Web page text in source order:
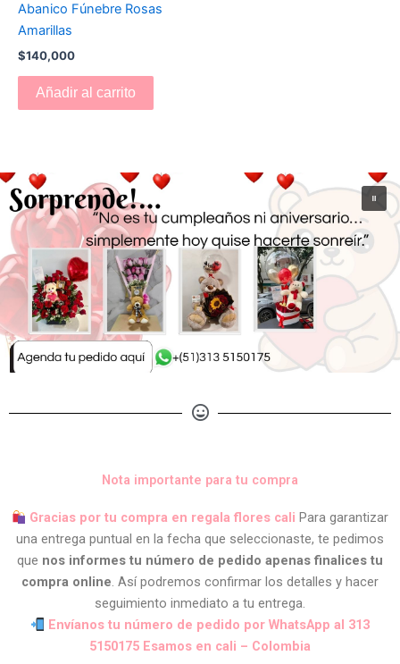
Abanico Fúnebre Rosas
Amarillas
$140,000
Añadir al carrito
Nota importante para tu compra
Gracias por tu compra en regala flores caliPara garantizar
una entrega puntual en la fecha que seleccionaste, te pedimos
que nos informes tu número de pedido apenas finalices tu
compra online. Así podremos confirmar los detalles y hacer
seguimiento inmediato a tu entrega.
Envíanos tu número de pedido por WhatsApp al 313
5150175 Esamos en cali – Colombia